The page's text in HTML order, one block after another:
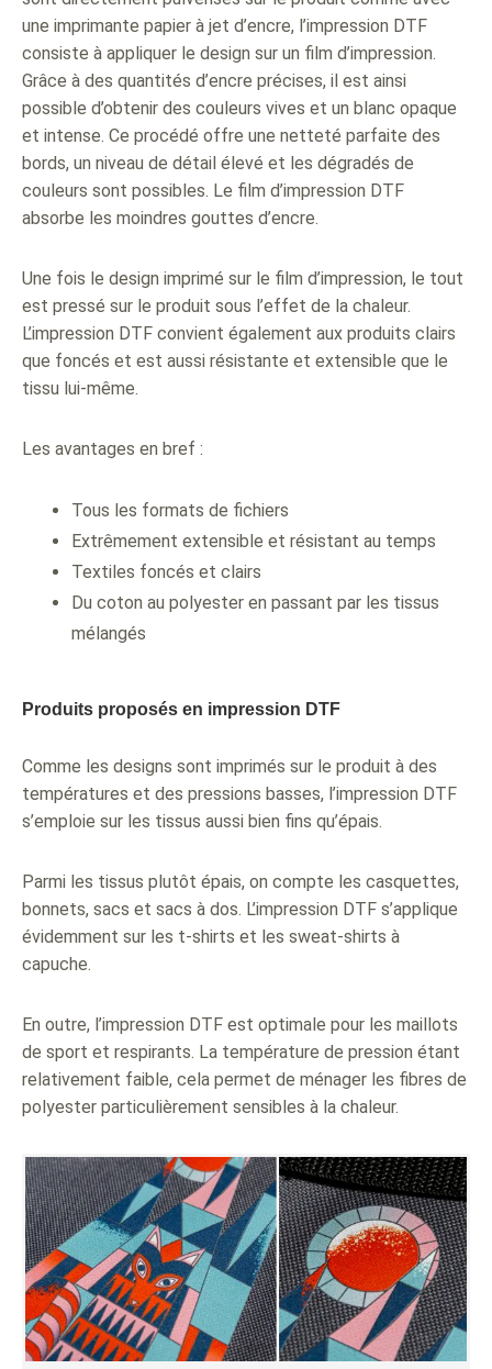
une imprimante papier à jet d’encre, l’impression DTF
consiste à appliquer le design sur un film d’impression.
Grâce à des quantités d’encre précises, il est ainsi
possible d’obtenir des couleurs vives et un blanc opaque
et intense. Ce procédé offre une netteté parfaite des
bords, un niveau de détail élevé et les dégradés de
couleurs sont possibles. Le film d’impression DTF
absorbe les moindres gouttes d’encre.
Une fois le design imprimé sur le film d’impression, le tout
est pressé sur le produit sous l’effet de la chaleur.
L’impression DTF convient également aux produits clairs
que foncés et est aussi résistante et extensible que le
tissu lui-même.
Les avantages en bref :
Tous les formats de fichiers
Extrêmement extensible et résistant au temps
Textiles foncés et clairs
Du coton au polyester en passant par les tissus
mélangés
Produits proposés en impression DTF
Comme les designs sont imprimés sur le produit à des
températures et des pressions basses, l’impression DTF
s’emploie sur les tissus aussi bien fins qu’épais.
Parmi les tissus plutôt épais, on compte les casquettes,
bonnets, sacs et sacs à dos. L’impression DTF s’applique
évidemment sur les t-shirts et les sweat-shirts à
capuche.
En outre, l’impression DTF est optimale pour les maillots
de sport et respirants. La température de pression étant
relativement faible, cela permet de ménager les fibres de
polyester particulièrement sensibles à la chaleur.